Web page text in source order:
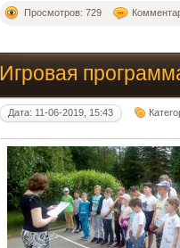
Просмотров: 729
Игровая
Дата: 11-06-2019, 15:43